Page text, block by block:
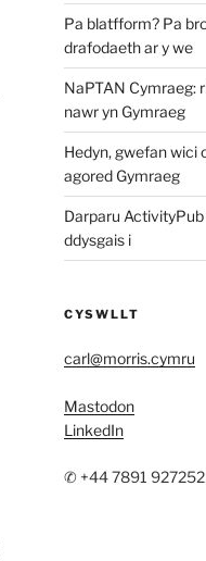
Pa blatfform? Pa
drafodaeth ar y we
NaPTAN Cymraeg:
nawr yn Gymraeg
Hedyn, gwefan wici
agored Gymraeg
Darparu
ddysgais i
CYSWLLT
carl@morris.cymru
Mastodon
LinkedIn
✆ +44 7891 927252